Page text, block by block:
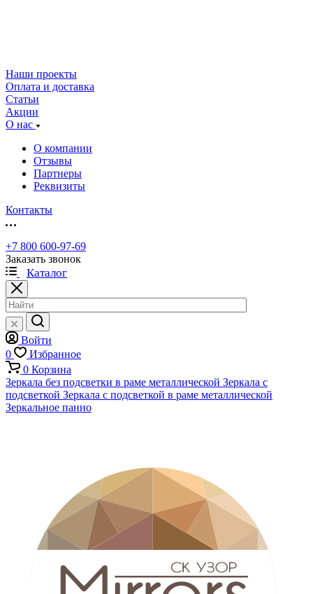
Наши проекты
Оплата и доставка
Статьи
Акции
О нас
О компании
Отзывы
Партнеры
Реквизиты
Контакты
+7 800 600-97-69
Заказать звонок
Каталог
Войти
0
Избранное
0 Корзина
Зеркала без подсветки в раме металлической Зеркала с
подсветкой Зеркала с подсветкой в раме металлической
Зеркальное панно